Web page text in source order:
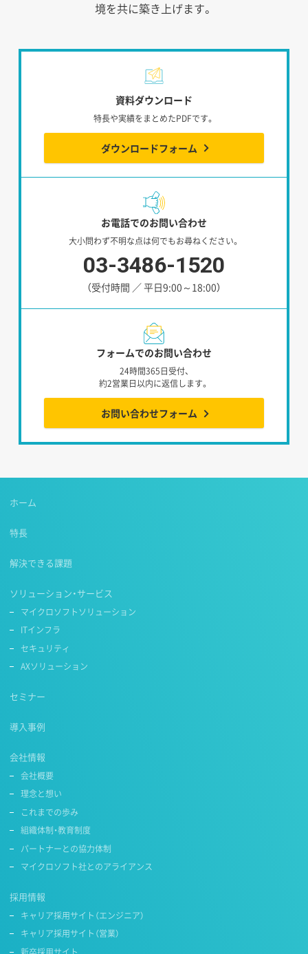
境を共に築き上げます。
資料ダウンロード
特長や実績をまとめたPDFです。
ダウンロードフォーム
お電話でのお問い合わせ
大小問わず不明な点は何でもお尋ねください。
03-3486-1520
（受付時間 ／ 平日9:00～18:00）
フォームでのお問い合わせ
24時間365日受付、
約2営業日以内に返信します。
お問い合わせフォーム
ホーム
特長
解決できる課題
ソリューション・サービス
マイクロソフトソリューション
ITインフラ
セキュリティ
AXソリューション
セミナー
導入事例
会社情報
会社概要
理念と想い
これまでの歩み
組織体制・教育制度
パートナーとの協力体制
マイクロソフト社とのアライアンス
採用情報
キャリア採用サイト（エンジニア）
キャリア採用サイト（営業）